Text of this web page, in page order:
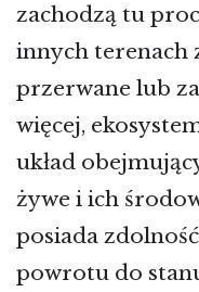
zachodzą tu
innych terenach
przerwane lub
więcej,
układ
żywe i ich
posiada
powrotu do